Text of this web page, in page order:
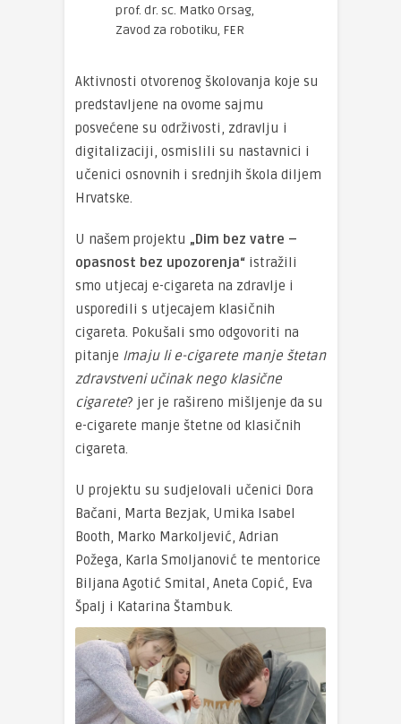
prof. dr. sc. Matko Orsag,
Zavod za robotiku, FER
Aktivnosti otvorenog školovanja koje su
predstavljene na ovome sajmu
posvećene su održivosti, zdravlju i
digitalizaciji, osmislili su nastavnici i
učenici osnovnih i srednjih škola diljem
Hrvatske.
U našem projektu „Dim bez vatre –
opasnost bez upozorenja“ istražili
smo utjecaj e-cigareta na zdravlje i
usporedili s utjecajem klasičnih
cigareta. Pokušali smo odgovoriti na
pitanje Imaju li e-cigarete manje štetan
zdravstveni učinak nego klasične
cigarete? jer je rašireno mišljenje da su
e-cigarete manje štetne od klasičnih
cigareta.
U projektu su sudjelovali učenici Dora
Bačani, Marta Bezjak, Umika Isabel
Booth, Marko Markoljević, Adrian
Požega, Karla Smoljanović te mentorice
Biljana Agotić Smital, Aneta Copić, Eva
Špalj i Katarina Štambuk.